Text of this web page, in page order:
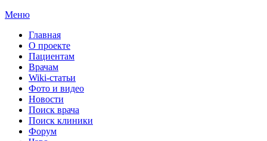
Меню
Главная
О проекте
Пациентам
Врачам
Wiki-статьи
Фото и видео
Новости
Поиск врача
Поиск клиники
Форум